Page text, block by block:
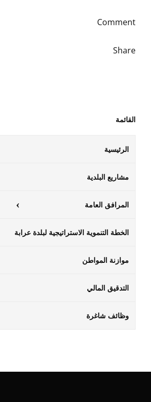
القائمة
الرئيسية
مشاريع البلدية
المرافق العامة
الخطة التنموية الاستراتيجية لبلدة عرابة
موازنة المواطن
التدقيق المالي
وظائف شاغرة
Comment
Share